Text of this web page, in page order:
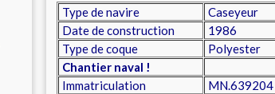
Type de navire
Caseyeur
Date de construction
1986
Type de coque
Polyester
Chantier naval !
Immatriculation
MN.639204